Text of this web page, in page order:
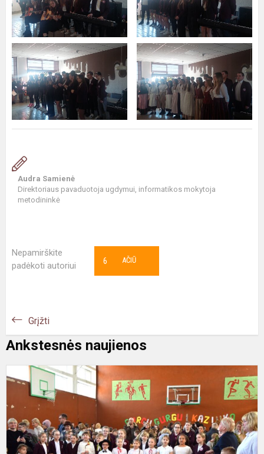
Audra Samienė
Direktoriaus pavaduotoja ugdymui, informatikos mokytoja
metodininkė
Nepamirškite
padėkoti autoriui
AČIŪ
6
Grįžti
Ankstesnės naujienos